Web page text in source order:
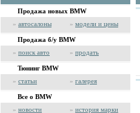
Продажа новых BMW
» автосалоны » модели и цены
Продажа б/у BMW
» поиск авто » продать
Тюнинг BMW
» статьи » галерея
Все о BMW
» новости » история марки